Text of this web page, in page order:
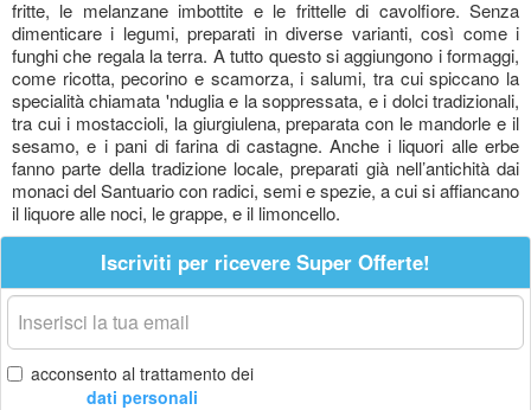
fritte, le melanzane imbottite e le frittelle di cavolfiore. Senza
dimenticare i legumi, preparati in diverse varianti, così come i
funghi che regala la terra. A tutto questo si aggiungono i formaggi,
come ricotta, pecorino e scamorza, i salumi, tra cui spiccano la
specialità chiamata 'nduglia e la soppressata, e i dolci tradizionali,
tra cui i mostaccioli, la giurgiulena, preparata con le mandorle e il
sesamo, e i pani di farina di castagne. Anche i liquori alle erbe
fanno parte della tradizione locale, preparati già nell’antichità dai
monaci del Santuario con radici, semi e spezie, a cui si affiancano
il liquore alle noci, le grappe, e il limoncello.
Iscriviti per ricevere Super Offerte!
La
tua
email
acconsento al trattamento dei
dati personali